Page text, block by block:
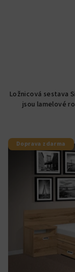
Ložnicová sestava
jsou lamelové
Doprava zdarma